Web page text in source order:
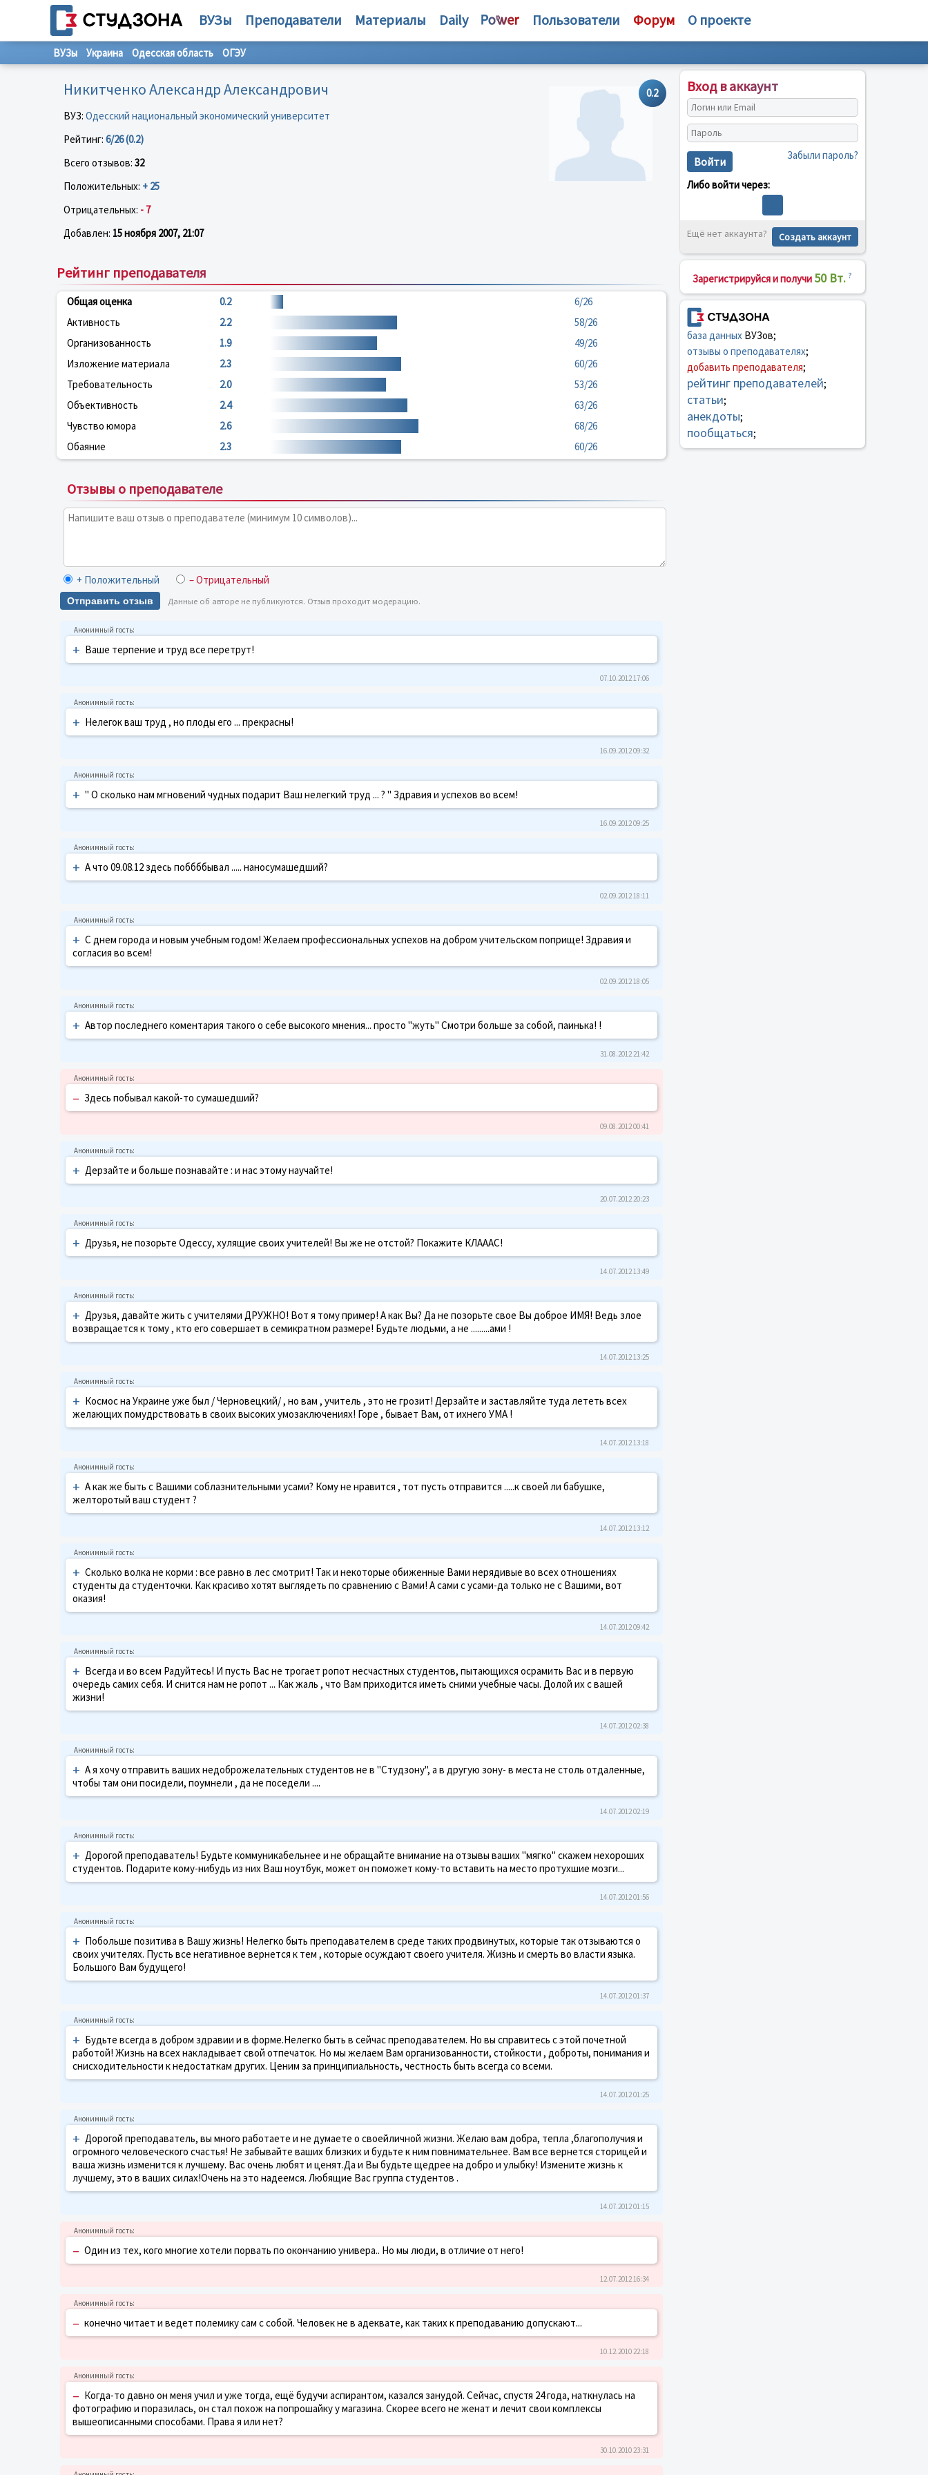
ВУЗы Преподаватели Материалы Daily Пользователи Форум О проекте
ВУЗы Украина Одесская область ОГЭУ
0.2
Никитченко Александр Александрович
ВУЗ: Одесский национальный экономический университет
Рейтинг: 6/26 (0.2)
Всего отзывов: 32
Положительных: + 25
Отрицательных: - 7
Добавлен: 15 ноября 2007, 21:07
Рейтинг преподавателя
Общая оценка 0.2
6/26
Активность
2.2
58/26
Организованность
1.9
49/26
Изложение материала
2.3
60/26
Требовательность
2.0
53/26
Объективность
2.4
63/26
Чувство юмора
2.6
68/26
Обаяние
2.3 60/26
Отзывы о преподавателе
+ Положительный – Отрицательный
Отправить отзыв Данные об авторе не публикуются. Отзыв проходит модерацию.
+ Ваше терпение и труд все перетрут!
07.10.2012 17:06
+ Нелегок ваш труд , но плоды его ... прекрасны!
16.09.2012 09:32
+ " О сколько нам мгновений чудных подарит Ваш нелегкий труд ... ? " Здравия и успехов во всем!
16.09.2012 09:25
+ А что 09.08.12 здесь поббббывал ..... наносумашедший?
02.09.2012 18:11
+ С днем города и новым учебным годом! Желаем профессиональных успехов на добром учительском поприще! Здравия и
согласия во всем!
02.09.2012 18:05
+ Автор последнего коментария такого о себе высокого мнения... просто "жуть" Смотри больше за собой, паинька! !
31.08.2012 21:42
– Здесь побывал какой-то сумашедший?
09.08.2012 00:41
+ Дерзайте и больше познавайте : и нас этому научайте!
20.07.2012 20:23
+ Друзья, не позорьте Одессу, хулящие своих учителей! Вы же не отстой? Покажите КЛАААС!
14.07.2012 13:49
+ Друзья, давайте жить с учителями ДРУЖНО! Вот я тому пример! А как Вы? Да не позорьте свое Вы доброе ИМЯ! Ведь злое
возвращается к тому , кто его совершает в семикратном размере! Будьте людьми, а не .........ами !
14.07.2012 13:25
+ Космос на Украине уже был / Черновецкий/ , но вам , учитель , это не грозит! Дерзайте и заставляйте туда лететь всех
желающих помудрствовать в своих высоких умозаключениях! Горе , бывает Вам, от ихнего УМА !
14.07.2012 13:18
+ А как же быть с Вашими соблазнительными усами? Кому не нравится , тот пусть отправится .....к своей ли бабушке,
желторотый ваш студент ?
14.07.2012 13:12
+ Сколько волка не корми : все равно в лес смотрит! Так и некоторые обиженные Вами нерядивые во всех отношениях
студенты да студенточки. Как красиво хотят выглядеть по сравнению с Вами! А сами с усами-да только не с Вашими, вот
оказия!
14.07.2012 09:42
+ Всегда и во всем Радуйтесь! И пусть Вас не трогает ропот несчастных студентов, пытающихся осрамить Вас и в первую
очередь самих себя. И снится нам не ропот ... Как жаль , что Вам приходится иметь сними учебные часы. Долой их с вашей
жизни!
14.07.2012 02:38
+ А я хочу отправить ваших недоброжелательных студентов не в "Студзону", а в другую зону- в места не столь отдаленные,
чтобы там они посидели, поумнели , да не поседели ....
14.07.2012 02:19
+ Дорогой преподаватель! Будьте коммуникабельнее и не обращайте внимание на отзывы ваших "мягко" скажем нехороших
студентов. Подарите кому-нибудь из них Ваш ноутбук, может он поможет кому-то вставить на место протухшие мозги...
14.07.2012 01:56
+ Побольше позитива в Вашу жизнь! Нелегко быть преподавателем в среде таких продвинутых, которые так отзываются о
своих учителях. Пусть все негативное вернется к тем , которые осуждают своего учителя. Жизнь и смерть во власти языка.
Большого Вам будущего!
14.07.2012 01:37
+ Будьте всегда в добром здравии и в форме.Нелегко быть в сейчас преподавателем. Но вы справитесь с этой почетной
работой! Жизнь на всех накладывает свой отпечаток. Но мы желаем Вам организованности, стойкости , доброты, понимания и
снисходительности к недостаткам других. Ценим за принципиальность, честность быть всегда со всеми.
14.07.2012 01:25
+ Дорогой преподаватель, вы много работаете и не думаете о своейличной жизни. Желаю вам добра, тепла ,благополучия и
огромного человеческого счастья! Не забывайте ваших близких и будьте к ним повнимательнее. Вам все вернется сторицей и
ваша жизнь изменится к лучшему. Вас очень любят и ценят.Да и Вы будьте щедрее на добро и улыбку! Измените жизнь к
лучшему, это в ваших силах!Очень на это надеемся. Любящие Вас группа студентов .
14.07.2012 01:15
– Один из тех, кого многие хотели порвать по окончанию универа.. Но мы люди, в отличие от него!
12.07.2012 16:34
– конечно читает и ведет полемику сам с собой. Человек не в адеквате, как таких к преподаванию допускают...
10.12.2010 22:18
– Когда-то давно он меня учил и уже тогда, ещё будучи аспирантом, казался занудой. Сейчас, спустя 24 года, наткнулась на
фотографию и поразилась, он стал похож на попрошайку у магазина. Скорее всего не женат и лечит свои комплексы
вышеописанными способами. Права я или нет?
30.10.2010 23:31
Вход в аккаунт
Войти Забыли пароль?
Либо войти через:
Ещё нет аккаунта? Создать аккаунт
Зарегистрируйся и получи 50 Вт. ?
база данныхВУЗов;
отзывы о преподавателях;
добавить преподавателя;
рейтинг преподавателей;
статьи;
анекдоты;
пообщаться;